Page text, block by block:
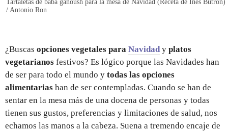
Tartaletas de baba ganoush para la mesa de Navidad (Receta de Inés Butrón)
/ Antonio Ron
¿Buscas opciones vegetales para Navidad y platos
vegetarianos festivos? Es lógico porque las Navidades han
de ser para todo el mundo y todas las opciones
alimentarias han de ser contempladas. Cuando se han de
sentar en la mesa más de una docena de personas y todas
tienen sus gustos, preferencias y limitaciones de salud, nos
echamos las manos a la cabeza. Suena a tremendo encaje de